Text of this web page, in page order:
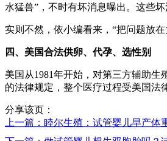
水猛兽”，不时有坏消息曝出。这些
实则不然，依小编看来，“把问题放
四、美国合法供卵、代孕、选性别
美国从1981年开始，对第三方辅助
的法律规定，整个医疗过程受美国法
分享该页：
上一篇：睦尔生殖：试管婴儿早产